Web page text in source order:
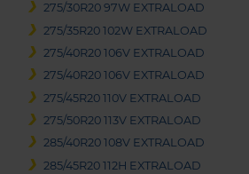
275/30R20 97W EXTRALOAD
275/35R20 102W EXTRALOAD
275/40R20 106V EXTRALOAD
275/40R20 106V EXTRALOAD
275/45R20 110V EXTRALOAD
275/50R20 113V EXTRALOAD
285/40R20 108V EXTRALOAD
285/45R20 112H EXTRALOAD